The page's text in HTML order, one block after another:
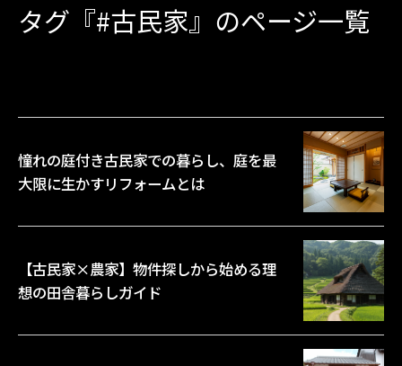
タグ『#古民家』のページ一覧
憧れの庭付き古民家での暮らし、庭を最
大限に生かすリフォームとは
【古民家×農家】物件探しから始める理
想の田舎暮らしガイド